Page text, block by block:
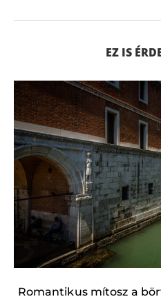
EZ IS
Romantikus mítosz a